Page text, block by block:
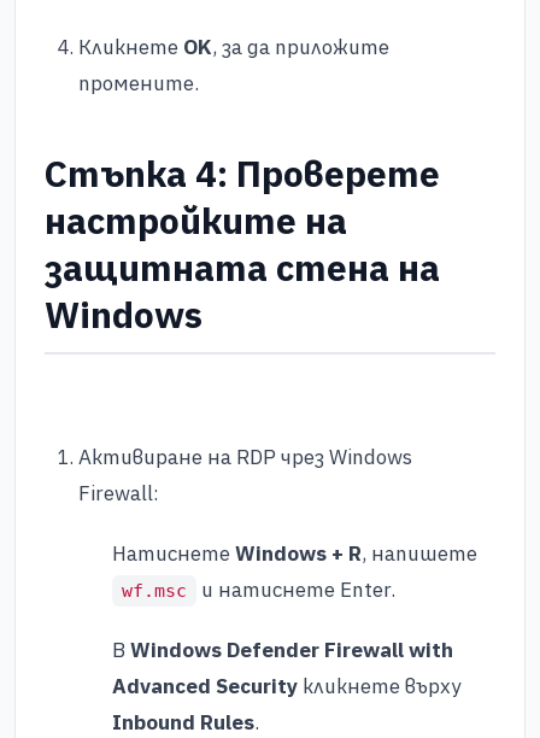
Кликнете OK, за да приложите
промените.
Стъпка 4: Проверете
настройките на
защитната стена на
Windows
Активиране на RDP чрез Windows
Firewall:
НатиснетеWindows + R, напишете
wf.msc и натиснете Enter.
В Windows Defender Firewall with
Advanced Security кликнете върху
Inbound Rules.